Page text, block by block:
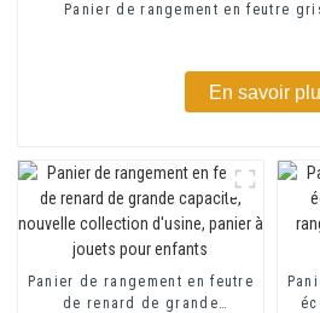
Panier de rangement en feutre
En savoir
Panier de rangement en feutre
de renard de grande